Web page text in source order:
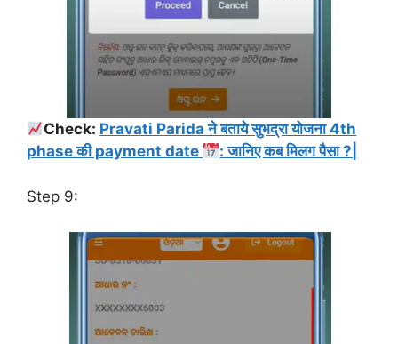
Check: Pravati Parida ने बताये सुभद्रा योजना 4th
phase की payment date
: जानिए कब मिलग पैसा ?|
Step 9: